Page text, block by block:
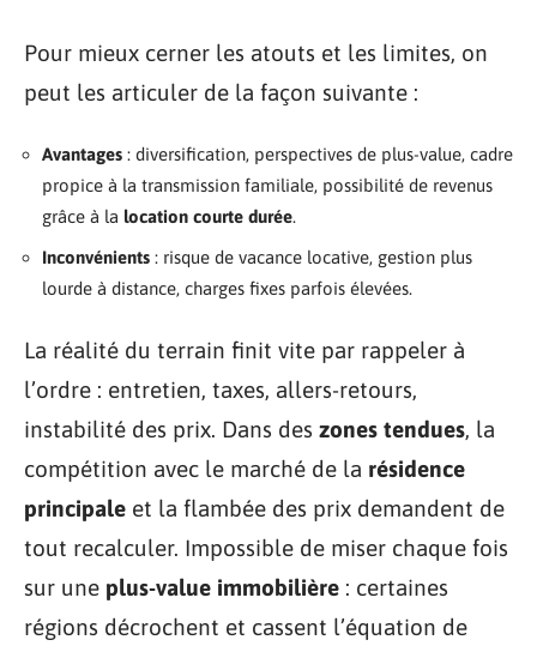
Pour mieux cerner les atouts et les limites, on
peut les articuler de la façon suivante :
Avantages : diversification, perspectives de plus-value, cadre
propice à la transmission familiale, possibilité de revenus
grâce à la location courte durée.
Inconvénients : risque de vacance locative, gestion plus
lourde à distance, charges fixes parfois élevées.
La réalité du terrain finit vite par rappeler à
l’ordre : entretien, taxes, allers-retours,
instabilité des prix. Dans des zones tendues, la
compétition avec le marché de la résidence
principale et la flambée des prix demandent de
tout recalculer. Impossible de miser chaque fois
sur une plus-value immobilière : certaines
régions décrochent et cassent l’équation de